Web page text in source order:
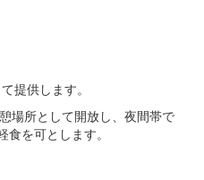
供します。
所として開放し、夜間帯で
食を可とします。